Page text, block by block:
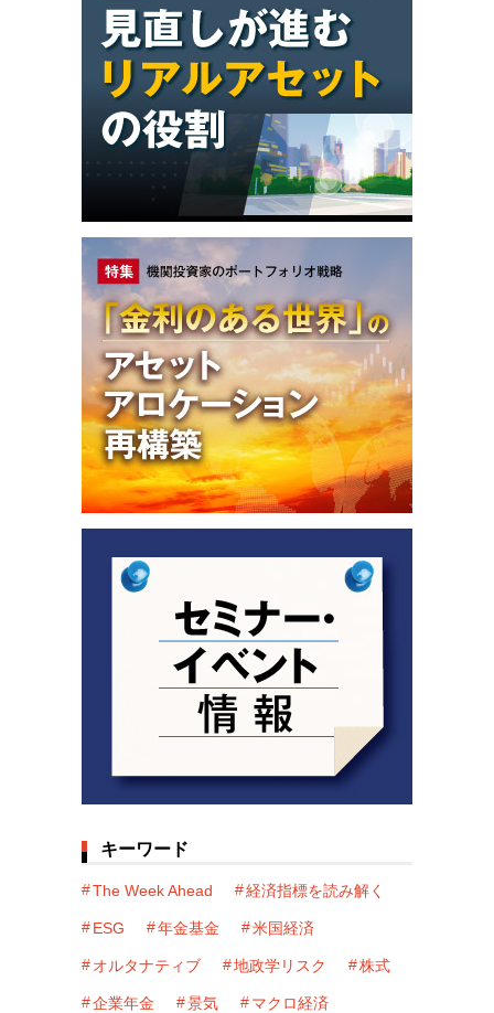
キーワード
The Week Ahead 経済指標を読み解く
ESG 年金基金 米国経済
オルタナティブ 地政学リスク 株式
企業年金 景気 マクロ経済